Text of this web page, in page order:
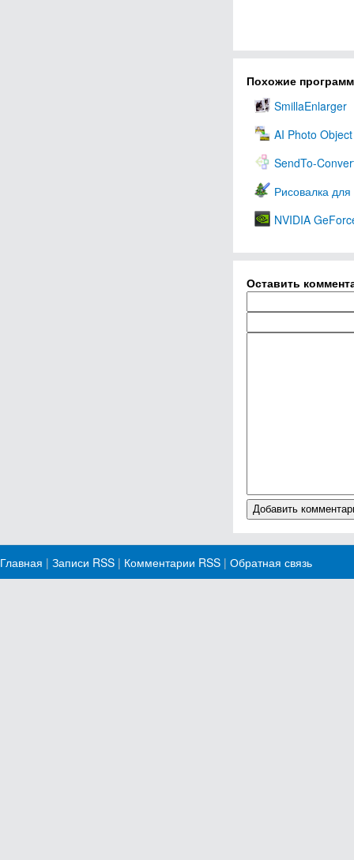
Похожие
SmillaEnlarger
AI Photo
SendTo-
Рисовалка
NVIDIA
Оставить
Главная | Записи RSS | Комментарии RSS | Обратная связь